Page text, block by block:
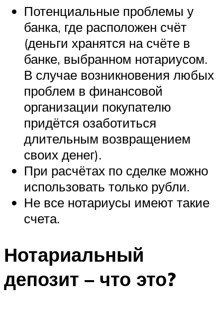
Потенциальные проблемы у
банка, где расположен счёт
(деньги хранятся на счёте в
банке, выбранном нотариусом.
В случае возникновения любых
проблем в финансовой
организации покупателю
придётся озаботиться
длительным возвращением
своих денег).
При расчётах по сделке можно
использовать только рубли.
Не все нотариусы имеют такие
счета.
Нотариальный
депозит – что это?